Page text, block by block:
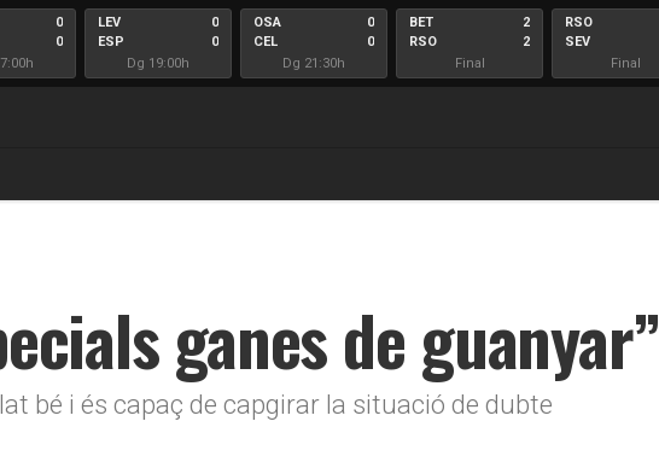
0
0
LEV
ESP
0
0
Dg 19:00h
OSA
CEL
0
0
Dg 21:30h
BET
RSO
2
2
Final
RSO
SEV
Final
ganes de guanyar”
bé i és capaç de capgirar la situació de dubte